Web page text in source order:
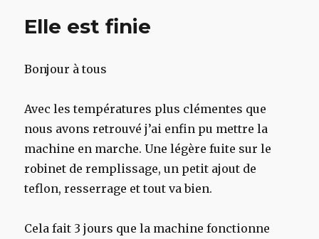
Elle est finie
Bonjour à tous
Avec les températures plus clémentes que
nous avons retrouvé j’ai enfin pu mettre la
machine en marche. Une légère fuite sur le
robinet de remplissage, un petit ajout de
teflon, resserrage et tout va bien.
Cela fait 3 jours que la machine fonctionne